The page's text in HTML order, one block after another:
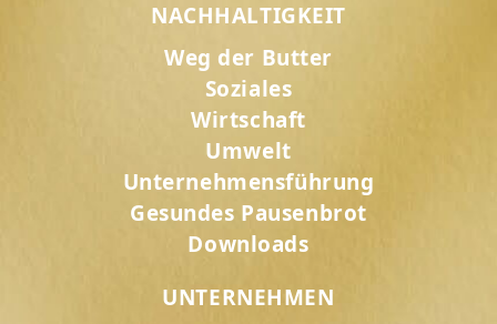
NACHHALTIGKEIT
Weg der Butter
Soziales
Wirtschaft
Umwelt
Unternehmensführung
Gesundes Pausenbrot
Downloads
UNTERNEHMEN